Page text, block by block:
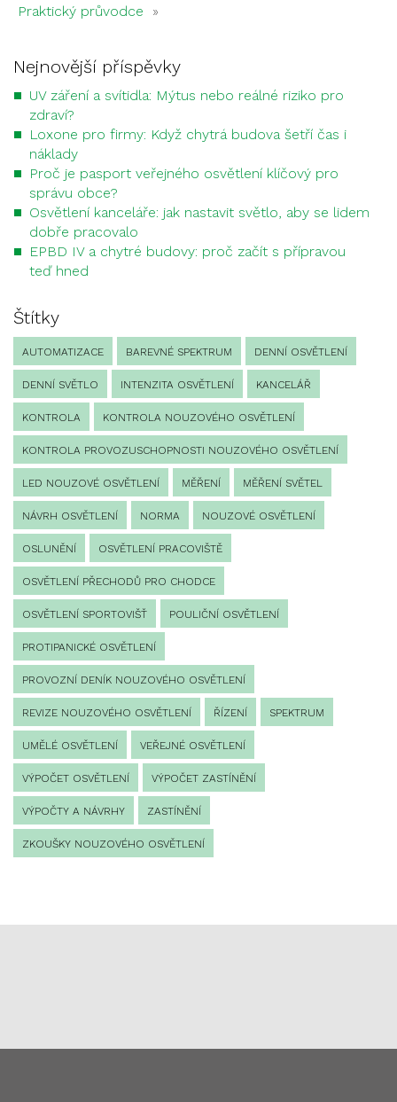
Praktický průvodce
»
Nejnovější příspěvky
UV záření a svítidla: Mýtus nebo reálné riziko pro
zdraví?
Loxone pro firmy: Když chytrá budova šetří čas i
náklady
Proč je pasport veřejného osvětlení klíčový pro
správu obce?
Osvětlení kanceláře: jak nastavit světlo, aby se lidem
dobře pracovalo
EPBD IV a chytré budovy: proč začít s přípravou
teď hned
Štítky
AUTOMATIZACE BAREVNÉ SPEKTRUM DENNÍ OSVĚTLENÍ
DENNÍ SVĚTLO INTENZITA OSVĚTLENÍ KANCELÁŘ
KONTROLA KONTROLA NOUZOVÉHO OSVĚTLENÍ
KONTROLA PROVOZUSCHOPNOSTI NOUZOVÉHO OSVĚTLENÍ
LED NOUZOVÉ OSVĚTLENÍ MĚŘENÍ MĚŘENÍ SVĚTEL
NÁVRH OSVĚTLENÍ NORMA NOUZOVÉ OSVĚTLENÍ
OSLUNĚNÍ OSVĚTLENÍ PRACOVIŠTĚ
OSVĚTLENÍ PŘECHODŮ PRO CHODCE
OSVĚTLENÍ SPORTOVIŠŤ POULIČNÍ OSVĚTLENÍ
PROTIPANICKÉ OSVĚTLENÍ
PROVOZNÍ DENÍK NOUZOVÉHO OSVĚTLENÍ
REVIZE NOUZOVÉHO OSVĚTLENÍ ŘÍZENÍ SPEKTRUM
UMĚLÉ OSVĚTLENÍ VEŘEJNÉ OSVĚTLENÍ
VÝPOČET OSVĚTLENÍ VÝPOČET ZASTÍNĚNÍ
VÝPOČTY A NÁVRHY ZASTÍNĚNÍ
ZKOUŠKY NOUZOVÉHO OSVĚTLENÍ